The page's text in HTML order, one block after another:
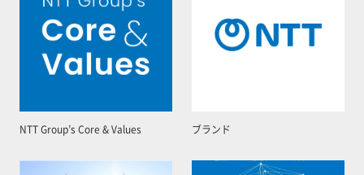
NTT Group’s Core & Values ブランド